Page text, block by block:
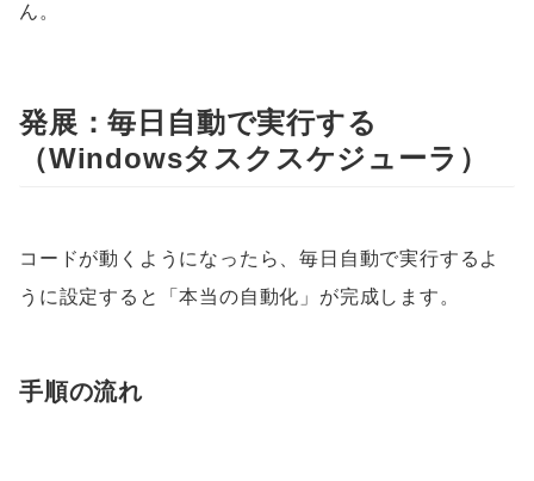
ん。
発展：毎日自動で実行する
（Windowsタスクスケジューラ）
コードが動くようになったら、毎日自動で実行するよ
うに設定すると「本当の自動化」が完成します。
手順の流れ